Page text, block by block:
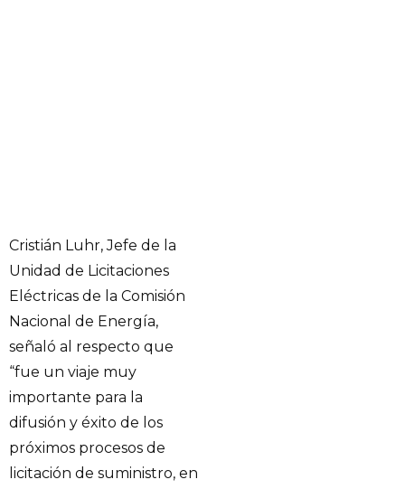
Cristián Luhr, Jefe de la
Unidad de Licitaciones
Eléctricas de la Comisión
Nacional de Energía,
señaló al respecto que
“fue un viaje muy
importante para la
difusión y éxito de los
próximos procesos de
licitación de suministro, en